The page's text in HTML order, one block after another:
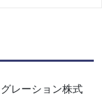
レーション株式